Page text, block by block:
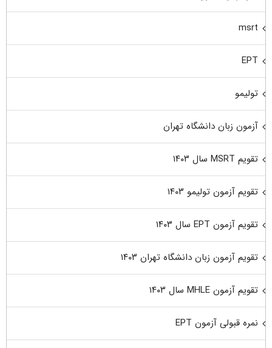
msrt
EPT
تولیمو
آزمون زبان دانشگاه تهران
تقویم MSRT سال ۱۴۰۳
تقویم آزمون تولیمو ۱۴۰۳
تقویم آزمون EPT سال ۱۴۰۳
تقویم آزمون زبان دانشگاه تهران ۱۴۰۳
تقویم آزمون MHLE سال ۱۴۰۳
نمره قبولی آزمون EPT